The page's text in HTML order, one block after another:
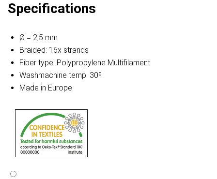
Specifications
Ø = 2,5 mm
Braided: 16x strands
Fiber type: Polypropylene Multifilament
Washmachine temp. 30º
Made in Europe